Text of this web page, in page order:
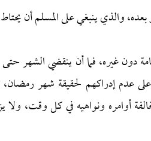
والذي ينبغي على المسلم أن
دون غيره، فما أن ينقضي الشهر
عدم إدراكهم لحقيقة شهر
أوامره ونواهيه في كل وقت، ولا